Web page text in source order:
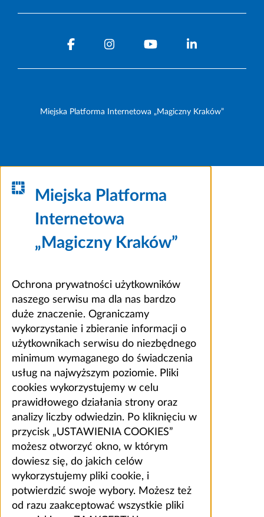
Miejska Platforma Internetowa „Magiczny Kraków”
Miejska Platforma
Internetowa
„Magiczny Kraków”
Ochrona prywatności użytkowników
naszego serwisu ma dla nas bardzo
duże znaczenie. Ograniczamy
wykorzystanie i zbieranie informacji o
użytkownikach serwisu do niezbędnego
minimum wymaganego do świadczenia
usług na najwyższym poziomie. Pliki
cookies wykorzystujemy w celu
prawidłowego działania strony oraz
analizy liczby odwiedzin. Po kliknięciu w
przycisk „USTAWIENIA COOKIES”
możesz otworzyć okno, w którym
dowiesz się, do jakich celów
wykorzystujemy pliki cookie, i
potwierdzić swoje wybory. Możesz też
od razu zaakceptować wszystkie pliki